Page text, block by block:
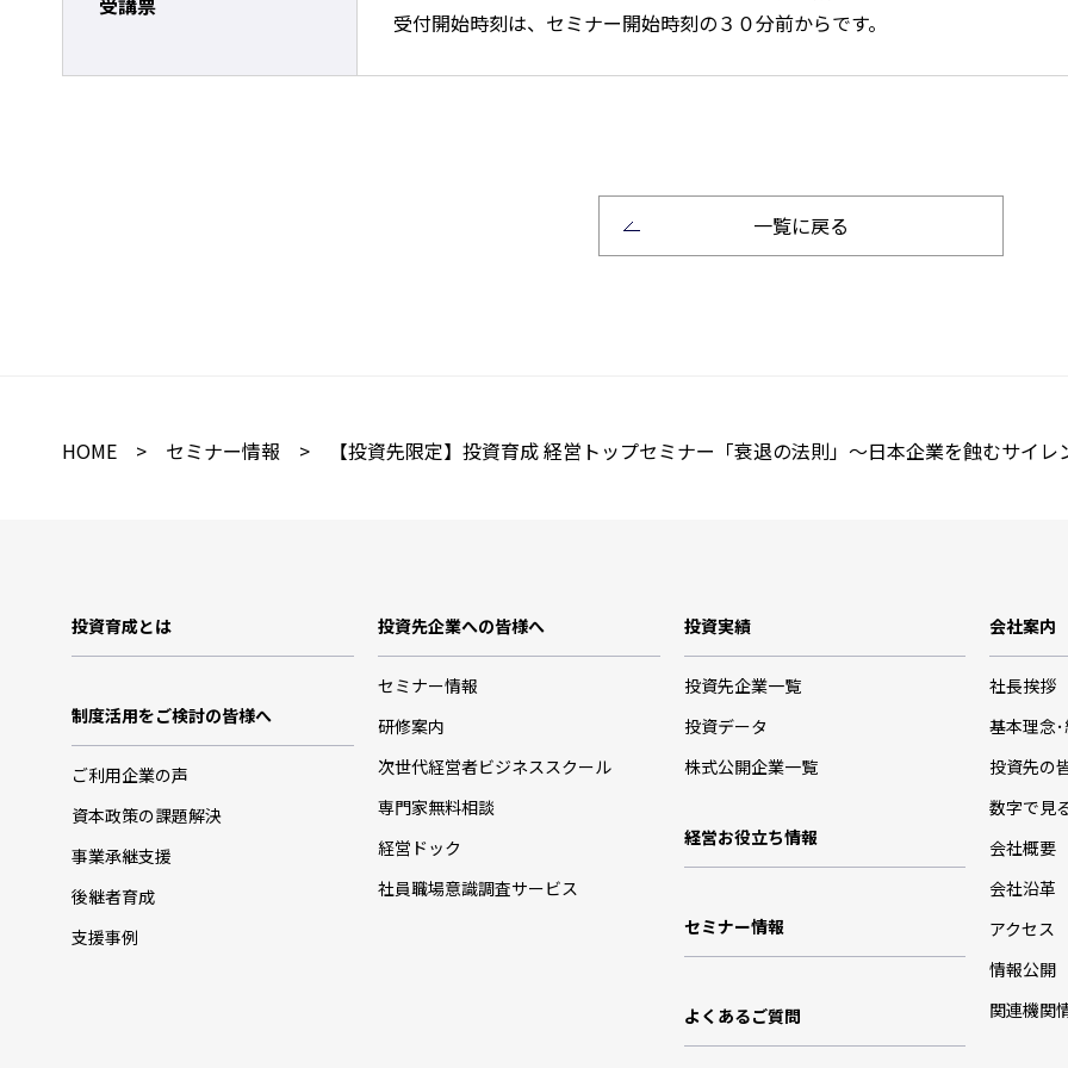
受付開始時刻は、セミナー開始時刻の３０分前からです。
一覧に戻る
HOME > セミナー情報 > 【投資先限定】投資育成 経営トップセミナー「衰退の法則」～日本企業を蝕むサイレ
投資育成とは
制度活用をご検討の皆様へ
ご利用企業の声
資本政策の課題解決
事業承継支援
後継者育成
支援事例
投資先企業への皆様へ
セミナー情報
研修案内
次世代経営者ビジネススクール
専門家無料相談
経営ドック
社員職場意識調査サービス
投資実績
投資先企業一覧
投資データ
株式公開企業一覧
経営お役立ち情報
セミナー情報
よくあるご質問
会社案内
社長挨拶
基本理念
投資先の
数字で見
会社概要
会社沿革
アクセス
情報公開
関連機関